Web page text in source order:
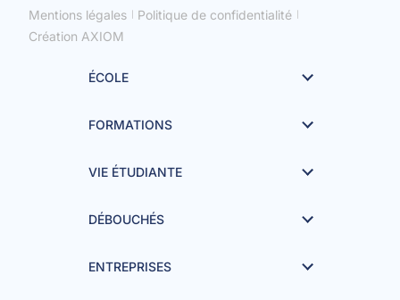
Mentions légales
Politique de confidentialité
Création AXIOM
ÉCOLE
FORMATIONS
VIE ÉTUDIANTE
DÉBOUCHÉS
ENTREPRISES